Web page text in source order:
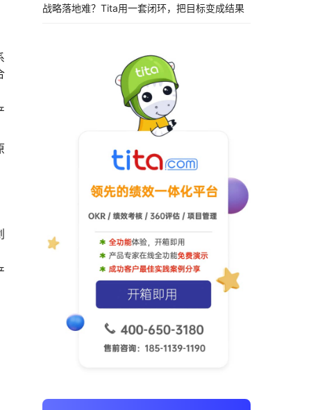
战略落地难？Tita用一套闭环，把目标变成结果